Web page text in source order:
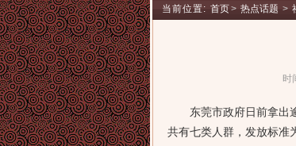
当前位置: 首页> 热点话题 >
时
东莞市政府日前拿出逾
共有七类人群，发放标准